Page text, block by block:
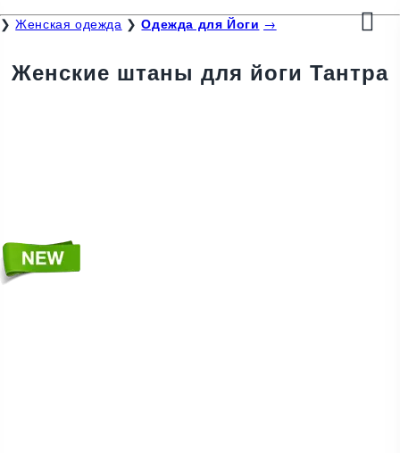
❯ Женская одежда ❯ Одежда для Йоги →
Женские штаны для йоги Тантра